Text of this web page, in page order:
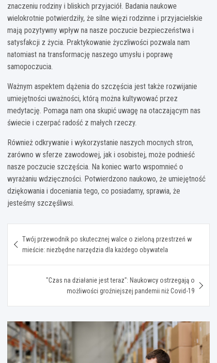
znaczeniu rodziny i bliskich przyjaciół. Badania naukowe
wielokrotnie potwierdziły, że silne więzi rodzinne i przyjacielskie
mają pozytywny wpływ na nasze poczucie bezpieczeństwa i
satysfakcji z życia. Praktykowanie życzliwości pozwala nam
natomiast na transformację naszego umysłu i poprawę
samopoczucia.
Ważnym aspektem dążenia do szczęścia jest także rozwijanie
umiejętności uważności, którą można kultywować przez
medytację. Pomaga nam ona skupić uwagę na otaczającym nas
świecie i czerpać radość z małych rzeczy.
Również odkrywanie i wykorzystanie naszych mocnych stron,
zarówno w sferze zawodowej, jak i osobistej, może podnieść
nasze poczucie szczęścia. Na koniec warto wspomnieć o
wyrażaniu wdzięczności. Potwierdzono naukowo, że umiejętność
dziękowania i doceniania tego, co posiadamy, sprawia, że
jesteśmy szczęśliwsi.
wpisu
Twój przewodnik po skutecznej walce o zieloną przestrzeń w
mieście: niezbędne narzędzia dla każdego obywatela
"Czas na działanie jest teraz": Naukowcy ostrzegają o
możliwości groźniejszej pandemii niż Covid-19